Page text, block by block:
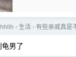
› 生活 › 有些亲戚真是
男了